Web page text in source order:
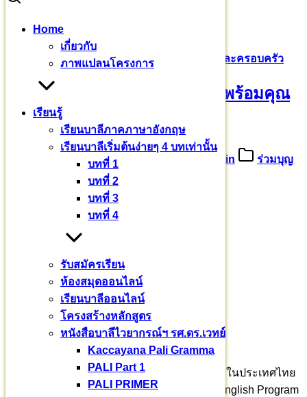
Home
เกี่ยวกับ
ภาพแปลนโครงการ
เรียนรู้
เรียนบาลีภาคภาษาอังกฤษ
เรียนบาลีเริ่มต้นง่ายๆ 4 บทเท่านั้น
บทที่ 1
บทที่ 2
บทที่ 3
บทที่ 4
รับสมัครเรียน
ห้องสมุดออนไลน์
เรียนบาลีออนไลน์
โครงสร้างหลักสูตร
หนังสือบาลีไวยากรณ์ฯ รศ.ดร.เวทย์
Kaccayana Pali Gramma
PALI Part 1
PALI PRIMER
Search
ขออนุโมทนาบุญ ดร.ณัฏฐนันท์ พร้อมคุณพ่อ และครอบครัว
ขออนุโมทนาบุญ ดร.ณัฏฐนันท์ พร้อมคุณ
พ่อ และครอบครัว
2 มกราคม 25668 มกราคม 2023 admin
ร่วมบุญ
อีก ๒ เดือน ๒๒ วัน
โครงการสร้าง
มหาวชิราลงกรณ
บาลีเถรวาทราชวิทยาลัย
ที่นี่ จะเป็นราชวิทยาลัยสำหรับสามเณรแห่งแรกในประเทศไทย
เปิดสอนหลักสูตร “เตปิฏกบาลีศากยสีหะ” Pali English Program